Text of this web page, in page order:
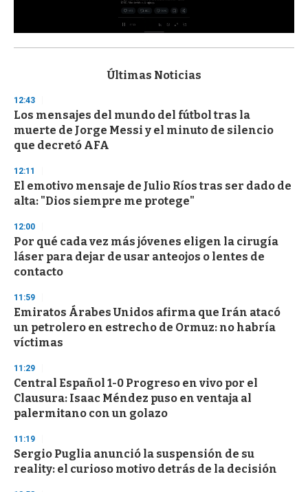
s
d
s
o
f
3
s
e
c
o
d
s
Últimas Noticias
12:43
Los mensajes del mundo del fútbol tras la
muerte de Jorge Messi y el minuto de silencio
que decretó AFA
12:11
El emotivo mensaje de Julio Ríos tras ser dado de
alta: "Dios siempre me protege"
12:00
Por qué cada vez más jóvenes eligen la cirugía
láser para dejar de usar anteojos o lentes de
contacto
11:59
Emiratos Árabes Unidos afirma que Irán atacó
un petrolero en estrecho de Ormuz: no habría
víctimas
11:29
Central Español 1-0 Progreso en vivo por el
Clausura: Isaac Méndez puso en ventaja al
palermitano con un golazo
11:19
Sergio Puglia anunció la suspensión de su
reality: el curioso motivo detrás de la decisión